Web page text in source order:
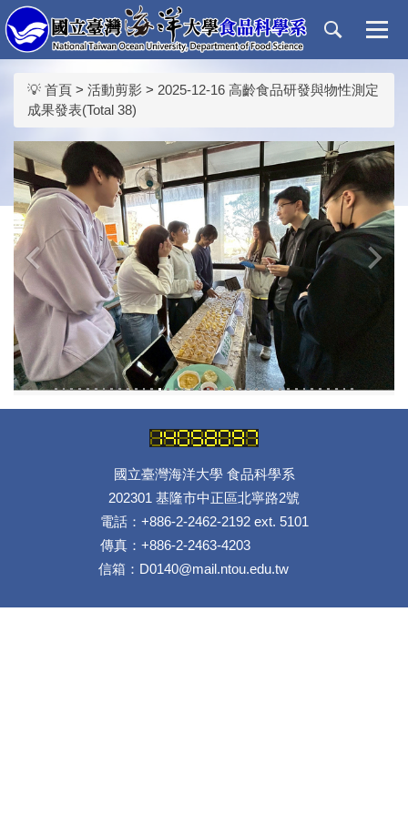
跳
到
主
要
💡 首頁 > 活動剪影 > 2025-12-16 高齡食品研發與物性測定
成果發表(Total 38)
›
國立臺灣海洋大學 食品科學系
202301 基隆市中正區北寧路2號
電話：+886-2-2462-2192 ext. 5101
傳真：+886-2-2463-4203
信箱：D0140@mail.ntou.edu.tw